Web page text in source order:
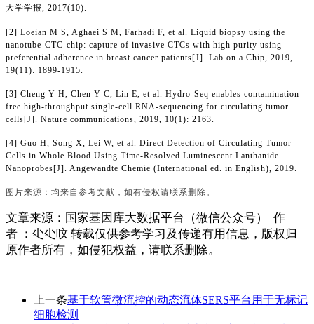
大学学报, 2017(10).
[2] Loeian M S, Aghaei S M, Farhadi F, et al. Liquid biopsy using the
nanotube-CTC-chip: capture of invasive CTCs with high purity using
preferential adherence in breast cancer patients[J]. Lab on a Chip, 2019,
19(11): 1899-1915.
[3] Cheng Y H, Chen Y C, Lin E, et al. Hydro-Seq enables contamination-
free high-throughput single-cell RNA-sequencing for circulating tumor
cells[J]. Nature communications, 2019, 10(1): 2163.
[4] Guo H, Song X, Lei W, et al. Direct Detection of Circulating Tumor
Cells in Whole Blood Using Time-Resolved Luminescent Lanthanide
Nanoprobes[J]. Angewandte Chemie (International ed. in English), 2019.
图片来源：均来自参考文献，如有侵权请联系删除。
文章来源： 国家基因库大数据平台 （微信公众号）
作
者 ：尐尐呅 转载仅供参考学习及传递有用信息，版权归
原作者所有，如侵犯权益，请联系删除。
上一条基于软管微流控的动态流体SERS平台用于无标记
细胞检测